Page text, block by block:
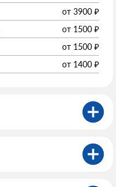
от 3900 ₽
от 1500 ₽
от 1500 ₽
от 1400 ₽